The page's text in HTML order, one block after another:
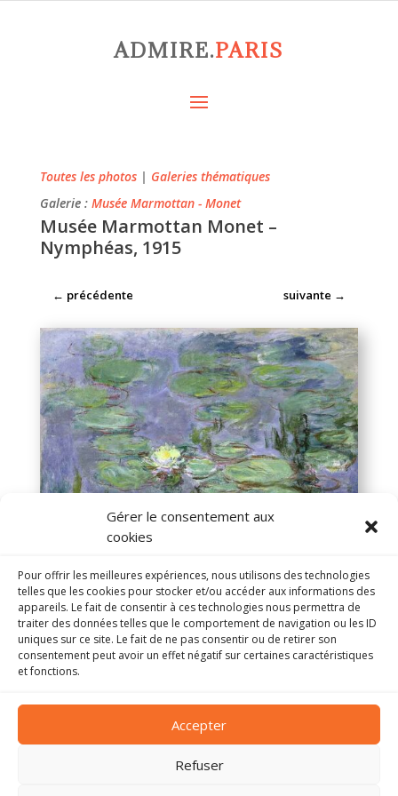
Gérer le consentement aux
cookies
Pour offrir les meilleures expériences, nous utilisons des technologies
telles que les cookies pour stocker et/ou accéder aux informations des
appareils. Le fait de consentir à ces technologies nous permettra de
traiter des données telles que le comportement de navigation ou les ID
uniques sur ce site. Le fait de ne pas consentir ou de retirer son
consentement peut avoir un effet négatif sur certaines caractéristiques
et fonctions.
Accepter
Refuser
ADMIRE.PARIS
Toutes les photos| Galeries thématiques
Galerie : Musée Marmottan - Monet
Musée Marmottan Monet –
Nymphéas, 1915
← précédente suivante →
Photomusée Marmottan Monet
ADMIRE.PARIS